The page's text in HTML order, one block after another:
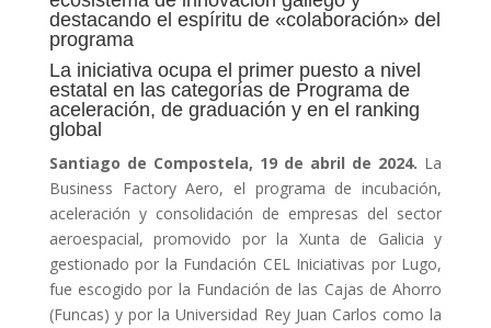
destacando el espíritu de «colaboración» del
programa
La iniciativa ocupa el primer puesto a nivel
estatal en las categorías de Programa de
aceleración, de graduación y en el ranking
global
Santiago de Compostela, 19 de abril de 2024. La
Business Factory Aero, el programa de incubación,
aceleración y consolidación de empresas del sector
aeroespacial, promovido por la Xunta de Galicia y
gestionado por la Fundación CEL Iniciativas por Lugo,
fue escogido por la Fundación de las Cajas de Ahorro
(Funcas) y por la Universidad Rey Juan Carlos como la